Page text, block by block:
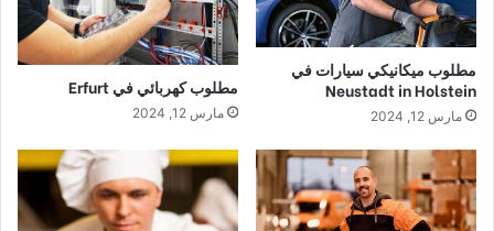
مطلوب ميكانيكي سيارات في
Neustadt in Holstein
مارس 12, 2024
مطلوب كهربائي في Erfurt
مارس 12, 2024